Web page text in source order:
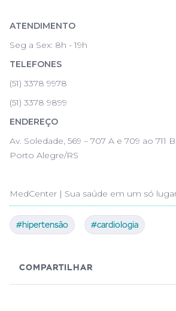
ATENDIMENTO
Seg a Sex: 8h - 19h
TELEFONES
(51) 3378 9978
(51) 3378 9899
ENDEREÇO
Av. Soledade, 569 – 707 A e 709 ao 711
Porto Alegre/RS
MedCenter | Sua saúde em um só
#hipertensão #cardiologia
COMPARTILHAR